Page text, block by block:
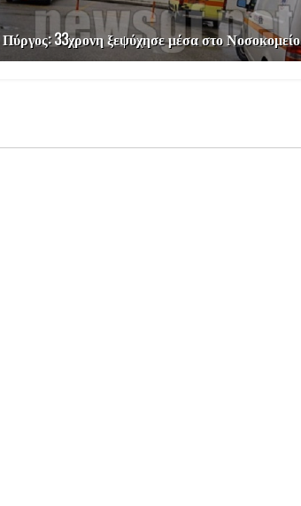
Πύργος: 33χρονη ξεψύχησε μέσα στο Νοσοκομείο